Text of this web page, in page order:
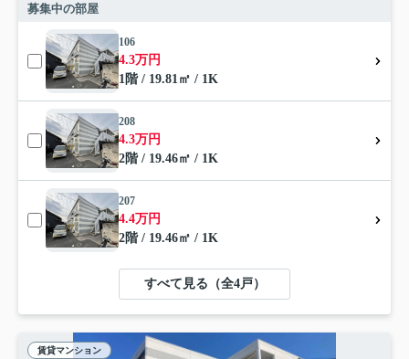
募集中の部屋
106
4.3万円
1階 / 19.81㎡ / 1K
208
4.3万円
2階 / 19.46㎡ / 1K
207
4.4万円
2階 / 19.46㎡ / 1K
すべて見る（全4戸）
賃貸マンション